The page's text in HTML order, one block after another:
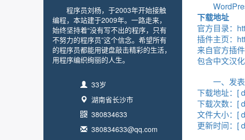
程序员刘杨，于2003年开始接触
编程，本站建于2009年。一路走来，
始终坚持着“没有写不出的程序，只有
不努力的程序员”这个信念。希望所有
的程序员都能用键盘敲击精彩的生活，
用程序编织绚丽的人生。
33岁
湖南省长沙市
380834633
380834633@qq.com
下载地址
官方目录：
插件主页：
来自官方插
包含中文汉
一、发
下载地址：[
下载次数：[
文件大小：[
更新时间：[